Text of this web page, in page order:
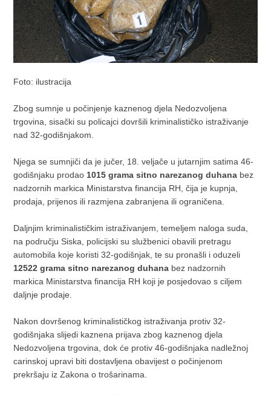
Foto: ilustracija
Zbog sumnje u počinjenje kaznenog djela Nedozvoljena
trgovina, sisački su policajci dovršili kriminalističko istraživanje
nad 32-godišnjakom.
Njega se sumnjiči da je jučer, 18. veljače u jutarnjim satima 46-
godišnjaku prodao 1015 grama sitno narezanog duhana bez
nadzornih markica Ministarstva financija RH, čija je kupnja,
prodaja, prijenos ili razmjena zabranjena ili ograničena.
Daljnjim kriminalističkim istraživanjem, temeljem naloga suda,
na području Siska, policijski su službenici obavili pretragu
automobila koje koristi 32-godišnjak, te su pronašli i oduzeli
12522 grama sitno narezanog duhana bez nadzornih
markica Ministarstva financija RH koji je posjedovao s ciljem
daljnje prodaje.
Nakon dovršenog kriminalističkog istraživanja protiv 32-
godišnjaka slijedi kaznena prijava zbog kaznenog djela
Nedozvoljena trgovina, dok će protiv 46-godišnjaka nadležnoj
carinskoj upravi biti dostavljena obavijest o počinjenom
prekršaju iz Zakona o trošarinama.